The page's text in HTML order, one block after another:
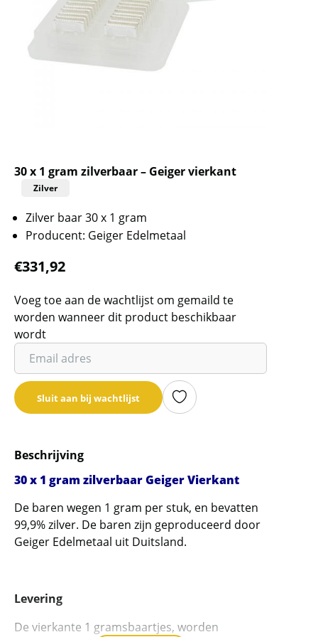
30 x 1 gram zilverbaar – Geiger vierkant
Zilver
Zilver baar 30 x 1 gram
Producent: Geiger Edelmetaal
€331,92
Voeg toe aan de wachtlijst om gemaild te
worden wanneer dit product beschikbaar
wordt
Vul
je
email
adres
de
wachtlijst
dit
product
toe
Sluit aan bij wachtlijst
Beschrijving
30 x 1 gram zilverbaar Geiger Vierkant
De baren wegen 1 gram per stuk, en bevatten
99,9% zilver. De baren zijn geproduceerd door
Geiger Edelmetaal uit Duitsland.
Levering
De vierkante 1 gramsbaartjes, worden